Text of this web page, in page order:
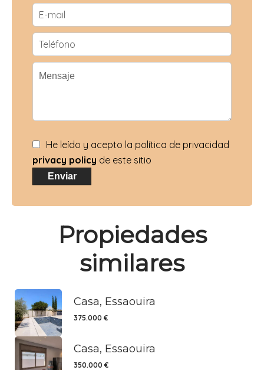
He leído y acepto la política de privacidad
privacy policy de este sitio
Enviar
Propiedades
similares
Casa, Essaouira
375.000 €
Casa, Essaouira
350.000 €